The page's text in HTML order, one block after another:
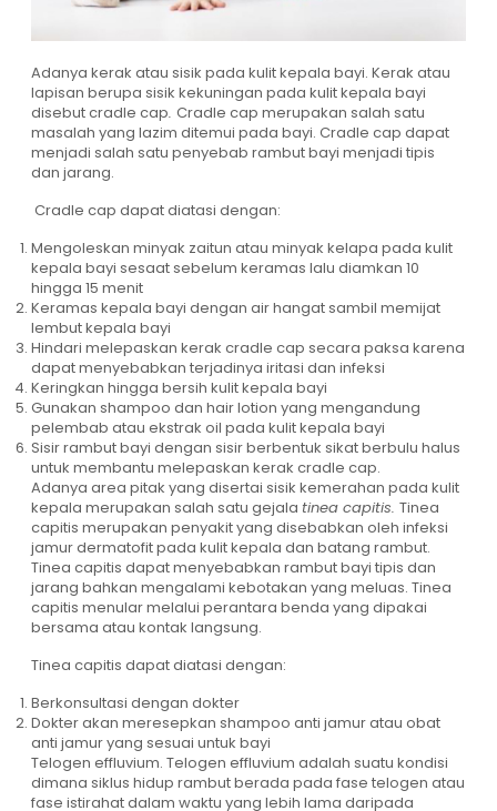
Adanya kerak atau sisik pada kulit kepala bayi. Kerak atau
lapisan berupa sisik kekuningan pada kulit kepala bayi
disebut cradle cap. Cradle cap merupakan salah satu
masalah yang lazim ditemui pada bayi. Cradle cap dapat
menjadi salah satu penyebab rambut bayi menjadi tipis
dan jarang.
Cradle cap dapat diatasi dengan:
Mengoleskan minyak zaitun atau minyak kelapa pada kulit
kepala bayi sesaat sebelum keramas lalu diamkan 10
hingga 15 menit
Keramas kepala bayi dengan air hangat sambil memijat
lembut kepala bayi
Hindari melepaskan kerak cradle cap secara paksa karena
dapat menyebabkan terjadinya iritasi dan infeksi
Keringkan hingga bersih kulit kepala bayi
Gunakan shampoo dan hair lotion yang mengandung
pelembab atau ekstrak oil pada kulit kepala bayi
Sisir rambut bayi dengan sisir berbentuk sikat berbulu halus
untuk membantu melepaskan kerak cradle cap.
Adanya area pitak yang disertai sisik kemerahan pada kulit
kepala merupakan salah satu gejala tinea capitis. Tinea
capitis merupakan penyakit yang disebabkan oleh infeksi
jamur dermatofit pada kulit kepala dan batang rambut.
Tinea capitis dapat menyebabkan rambut bayi tipis dan
jarang bahkan mengalami kebotakan yang meluas. Tinea
capitis menular melalui perantara benda yang dipakai
bersama atau kontak langsung.
Tinea capitis dapat diatasi dengan:
Berkonsultasi dengan dokter
Dokter akan meresepkan shampoo anti jamur atau obat
anti jamur yang sesuai untuk bayi
Telogen effluvium. Telogen effluvium adalah suatu kondisi
dimana siklus hidup rambut berada pada fase telogen atau
fase istirahat dalam waktu yang lebih lama daripada